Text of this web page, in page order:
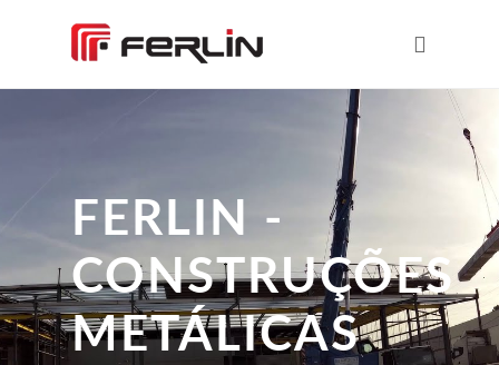
FERLIN -
CONSTRUÇÕES
METÁLICAS